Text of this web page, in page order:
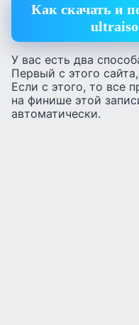
Как скачать и
У вас есть два
Первый с этого
Если с этого, то все
на финише этой
автоматически.